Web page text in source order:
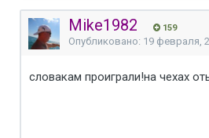
Mike1982 159
Опубликовано: 19 февраля,
словакам проиграли!на чехах